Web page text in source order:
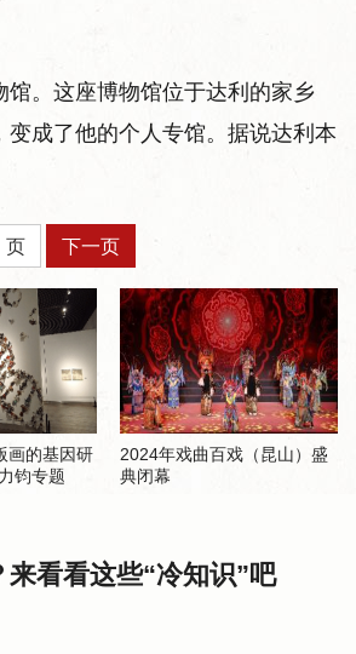
。这座博物馆位于达利的家乡
成了他的个人专馆。据说达利本
页 下一页
的基因研
钧专题
2024年戏曲百戏（昆山）盛
典闭幕
看看这些“冷知识”吧